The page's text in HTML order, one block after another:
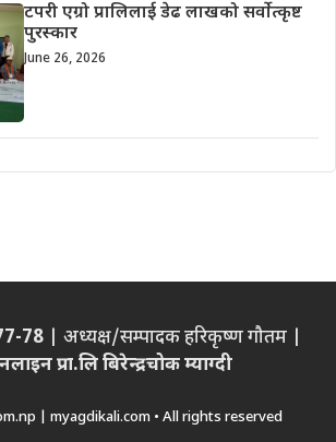
टपरी एग्रो प्रालिलाई डेढ लाखको सर्वोत्कृष्ट
पुरस्कार
June 26, 2026
78 | अध्यक्ष/सम्पादक हरिकृष्ण गौतम |
प्रा.लि बिरेन्द्रचोक म्याग्दी
| myagdikali.com • All rights reserved